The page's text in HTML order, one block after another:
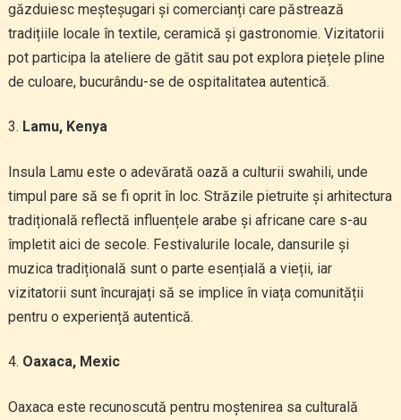
găzduiesc meșteșugari și comercianți care păstrează
tradițiile locale în textile, ceramică și gastronomie. Vizitatorii
pot participa la ateliere de gătit sau pot explora piețele pline
de culoare, bucurându-se de ospitalitatea autentică.
Lamu, Kenya
Insula Lamu este o adevărată oază a culturii swahili, unde
timpul pare să se fi oprit în loc. Străzile pietruite și arhitectura
tradițională reflectă influențele arabe și africane care s-au
împletit aici de secole. Festivalurile locale, dansurile și
muzica tradițională sunt o parte esențială a vieții, iar
vizitatorii sunt încurajați să se implice în viața comunității
pentru o experiență autentică.
Oaxaca, Mexic
Oaxaca este recunoscută pentru moștenirea sa culturală